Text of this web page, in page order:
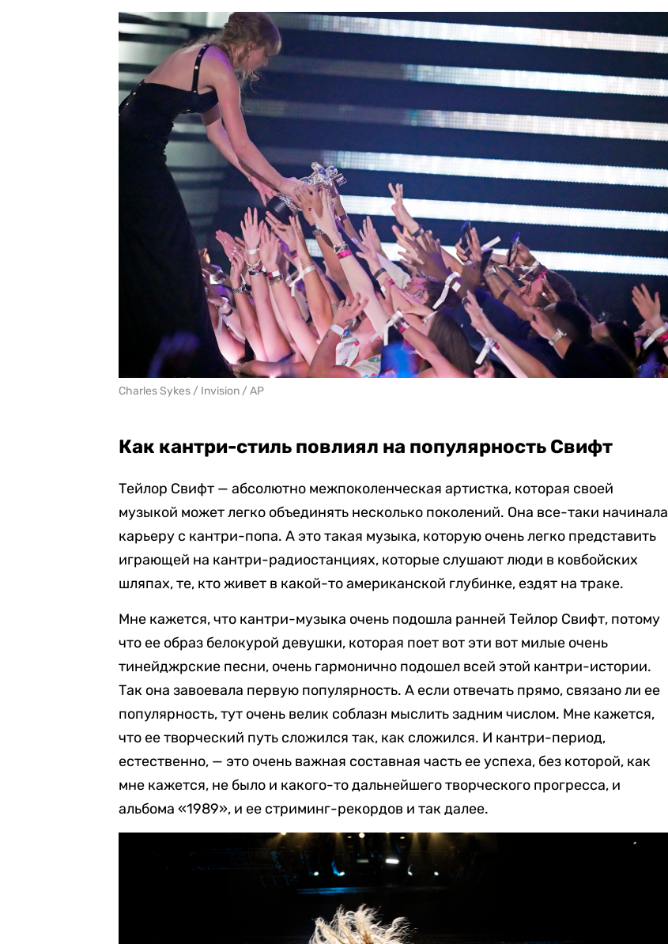
Charles Sykes / Invision / AP
Как кантри-стиль повлиял на популярность Свифт
Тейлор Свифт — абсолютно межпоколенческая артистка, которая своей
музыкой может легко объединять несколько поколений. Она все-таки начинала
карьеру с кантри-попа. А это такая музыка, которую очень легко представить
играющей на кантри-радиостанциях, которые слушают люди в ковбойских
шляпах, те, кто живет в какой-то американской глубинке, ездят на траке.
Мне кажется, что кантри-музыка очень подошла ранней Тейлор Свифт, потому
что ее образ белокурой девушки, которая поет вот эти вот милые очень
тинейджрские песни, очень гармонично подошел всей этой кантри-истории.
Так она завоевала первую популярность. А если отвечать прямо, связано ли ее
популярность, тут очень велик соблазн мыслить задним числом. Мне кажется,
что ее творческий путь сложился так, как сложился. И кантри-период,
естественно, — это очень важная составная часть ее успеха, без которой, как
мне кажется, не было и какого-то дальнейшего творческого прогресса, и
альбома «1989», и ее стриминг-рекордов и так далее.